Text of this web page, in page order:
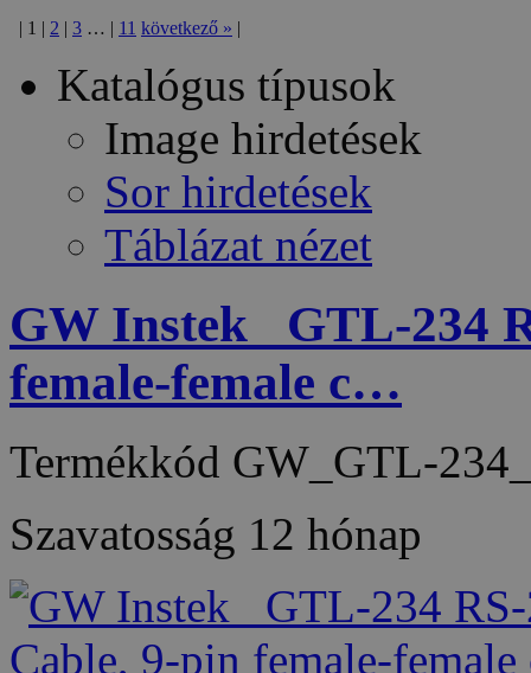
1 2 3 … 11 következő »
Katalógus típusok
Image hirdetések
Sor hirdetések
Táblázat nézet
GW Instek_ GTL-234
female-female c…
Termékkód GW_GTL-
Szavatosság 12 hónap